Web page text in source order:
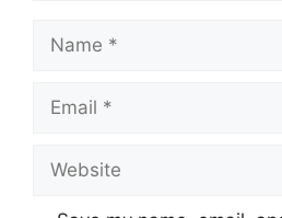
Name
Email
Website